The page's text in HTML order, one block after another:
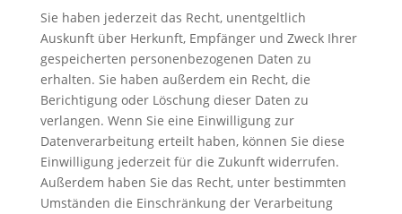
Sie haben jederzeit das Recht, unentgeltlich
Auskunft über Herkunft, Empfänger und Zweck Ihrer
gespeicherten personenbezogenen Daten zu
erhalten. Sie haben außerdem ein Recht, die
Berichtigung oder Löschung dieser Daten zu
verlangen. Wenn Sie eine Einwilligung zur
Datenverarbeitung erteilt haben, können Sie diese
Einwilligung jederzeit für die Zukunft widerrufen.
Außerdem haben Sie das Recht, unter bestimmten
Umständen die Einschränkung der Verarbeitung